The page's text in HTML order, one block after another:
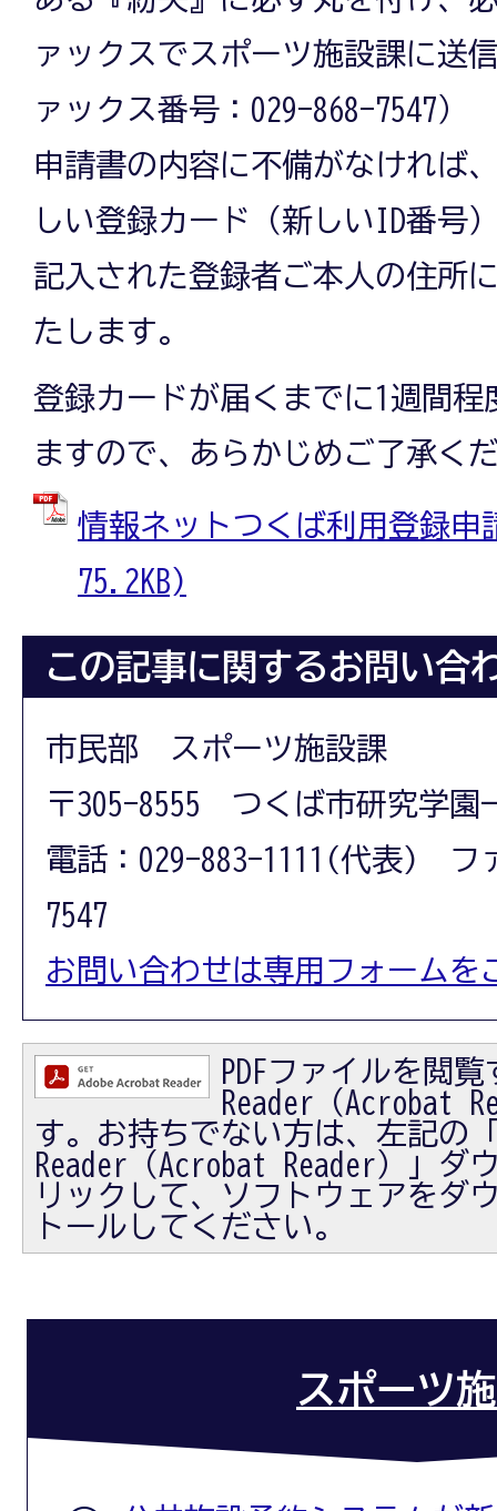
ァックスでスポーツ施設課に送
ァックス番号：029-868-7547）
申請書の内容に不備がなければ
しい登録カード（新しいID番号
記入された登録者ご本人の住所
たします。
登録カードが届くまでに1週間
ますので、あらかじめご了承く
情報ネットつくば利用登録申
75.2KB)
この記事に関するお問い合
市民部 スポーツ施設課
〒305-8555 つくば市研究学園
電話：029-883-1111(代表) フ
7547
お問い合わせは専用フォームを
PDFファイルを閲
Reader（Acrobat
す。お持ちでない方は、左記の
Reader（Acrobat Reader）」ダ
リックして、ソフトウェアをダ
トールしてください。
スポーツ